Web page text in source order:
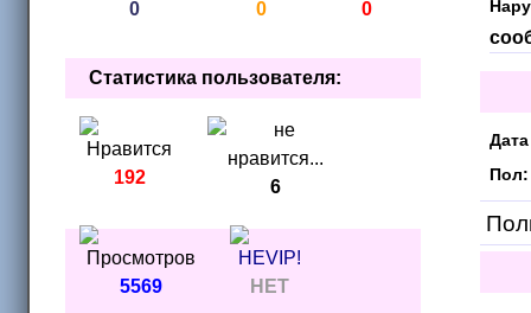
На проверке
Отправить
Пол:
0 0 0
Статистика пользователя:
192 6
5569
НЕТ